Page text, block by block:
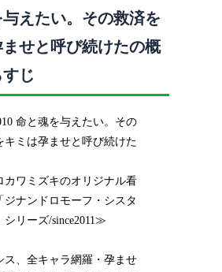
えたい。その救済を
ませと呼び続けたの概
じ
命と魂を与えたい。その
キミは孕ませと呼び続けた
ワミズキのオリジナル看
ジナンドロモーフ・シスタ
シリーズ/since2011≫
ス、全キャラ網羅・孕ませ